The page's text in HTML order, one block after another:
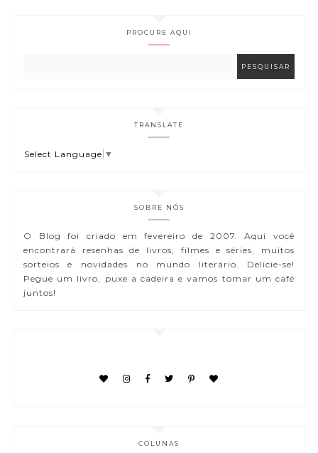
PROCURE AQUI
TRANSLATE
Select Language ▼
SOBRE NÓS
O Blog foi criado em fevereiro de 2007. Aqui você
encontrará resenhas de livros, filmes e séries, muitos
sorteios e novidades no mundo literário. Delicie-se!
Pegue um livro, puxe a cadeira e vamos tomar um café
juntos!
COLUNAS